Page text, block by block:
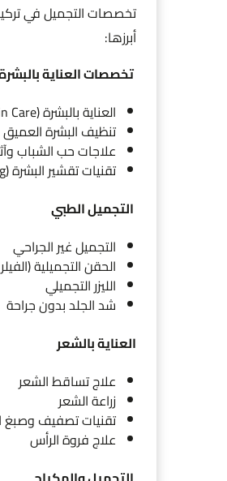
تخصصات التجميل في
أبرزها:
تخصصات العناية
العناية بالبشرة (Skin Care)
تنظيف البشرة العميق
علاجات حب الشباب
تقنيات تقشير البشرة (Peeling)
التجميل الطبي
التجميل غير الجراحي
الحقن التجميلية
الليزر التجميلي
شد الجلد بدون جراحة
العناية بالشعر
علاج تساقط الشعر
زراعة الشعر
تقنيات تصفيف وصبغ
علاج فروة الرأس